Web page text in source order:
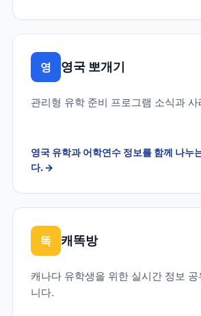
영 영국 뽀개기
관리형 유학 준비 프로그램 소식과 사
영국 유학과 어학연수 정보를 함께 나누
다.→
똑 캐똑방
캐나다 유학생을 위한 실시간 정보
니다.